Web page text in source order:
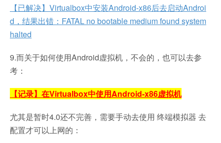
【已解决】Virtualbox中安装Android-x86后去启动Androi
d，结果出错：FATAL no bootable medium found system
halted
9.而关于如何使用Android虚拟机，不会的，也可以去参
考：
【记录】在Virtualbox中使用Android-x86虚拟机
尤其是暂时4.0还不完善，需要手动去使用 终端模拟器 去
配置才可以上网的：